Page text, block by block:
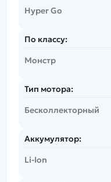
Hyper Go
По классу:
Монстр
Тип мотора:
Бесколлекторный
Аккумулятор:
Li-Ion